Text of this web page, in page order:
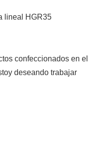
confeccionados en el
deseando trabajar